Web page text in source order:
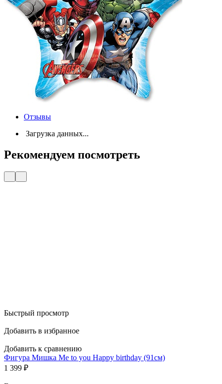
Отзывы
Загрузка данных...
Рекомендуем посмотреть
Быстрый просмотр
Добавить в избранное
Добавить к сравнению
Фигура Мишка Me to you Happy birthday (91см)
1 399 ₽